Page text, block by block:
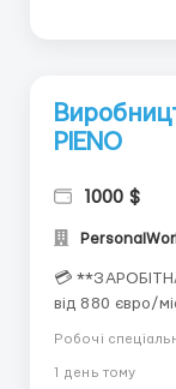
PIENO
1000 $
💳
від 880 євро/
годин;◈ 08:00-
Робочі
1 день тому